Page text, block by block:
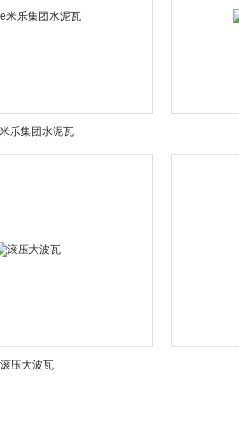
乐集团水泥瓦
滚压大波瓦